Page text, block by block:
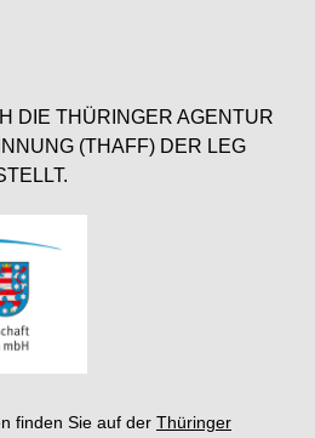
DIE THÜRINGER AGENTUR
(THAFF) DER LEG
finden Sie auf der Thüringer